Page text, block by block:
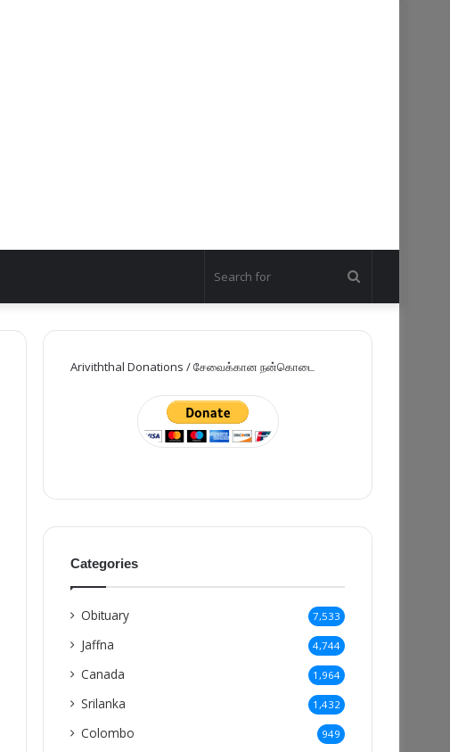
for
Ariviththal Donations / சேவைக்கான நன்கொடை
Categories
Obituary 7,533
Jaffna 4,744
Canada 1,964
Srilanka 1,432
Colombo 949